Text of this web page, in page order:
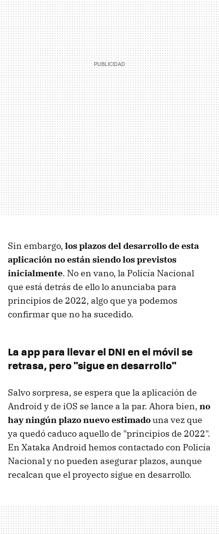
Sin embargo, los plazos del desarrollo de esta
aplicación no están siendo los previstos
inicialmente. No en vano, la Policía Nacional
que está detrás de ello lo anunciaba para
principios de 2022, algo que ya podemos
confirmar que no ha sucedido.
La app para llevar el DNI en el móvil se
retrasa, pero "sigue en desarrollo"
Salvo sorpresa, se espera que la aplicación de
Android y de iOS se lance a la par. Ahora bien, no
hay ningún plazo nuevo estimadouna vez que
ya quedó caduco aquello de "principios de 2022".
En Xataka Android hemos contactado con Policía
Nacional y no pueden asegurar plazos, aunque
recalcan que el proyecto sigue en desarrollo.